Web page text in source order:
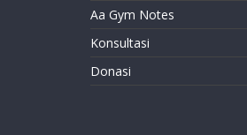
Aa Gym Notes
Konsultasi
Donasi